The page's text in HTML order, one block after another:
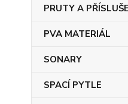
PRUTY A
PVA MATERIÁL
SONARY
SPACÍ PYTLE